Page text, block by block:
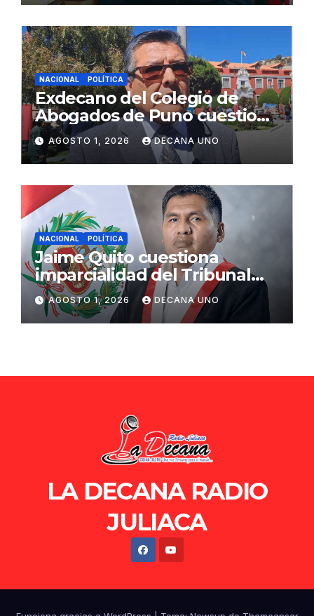
NACIONAL POLÍTICA
Exdecano del Colegio de
Abogados de Puno cuestiona
propuestas sobre seguridad
ciudadana
AGOSTO 1, 2026 DECANA UNO
NACIONAL POLÍTICA
Jaime Quito cuestiona
imparcialidad del Tribunal
Constitucional tras liberación
de Ollanta Humala
AGOSTO 1, 2026 DECANA UNO
LA DECANA RADIO
JULIACA